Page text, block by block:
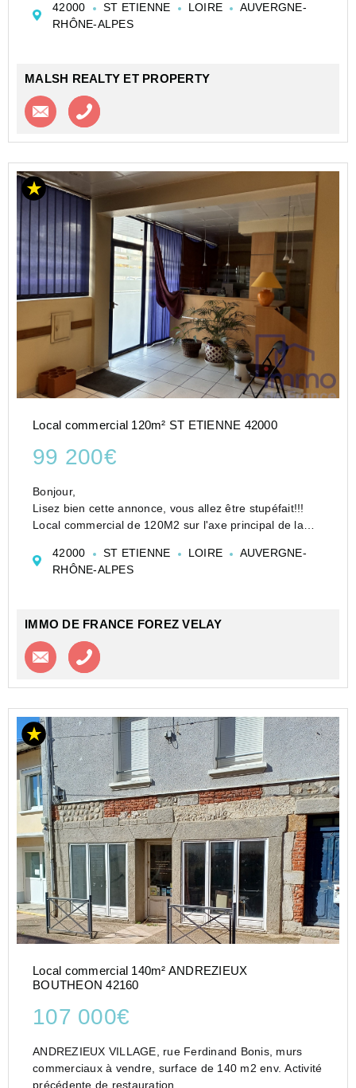
LOCAUX COMMERCIAUX - SAINT ETIENNE - A
VENDRE - 161 m²
42000 ST ETIENNE LOIRE
AUVERGNE-
RHÔNE-ALPES
MALSH REALTY ET PROPERTY
Contacter l'agence
Local commercial 120m² ST ETIENNE 42000
99 200€
Bonjour,
Lisez bien cette annonce, vous allez être stupéfait!!!
Local commercial de 120M2 sur l'axe principal de la
Guichard.
Ce local est climatisé, composé de 3 bureaux dont 1
42000 ST ETIENNE LOIRE
AUVERGNE-
RHÔNE-ALPES
IMMO DE FRANCE FOREZ VELAY
Contacter l'agence
Local commercial 140m² ANDREZIEUX
BOUTHEON 42160
107 000€
ANDREZIEUX VILLAGE, rue Ferdinand Bonis, murs
commerciaux à vendre, surface de 140 m2 env. Activité
précédente de restauration.